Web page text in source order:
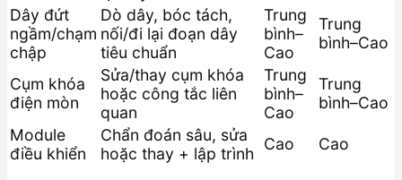
Dây đứt
ngầm/chạm
chập
Dò dây, bóc tách,
nối/đi lại đoạn dây
tiêu chuẩn
Trung
bình–
Cao
Trung
bình–Cao
Cụm khóa
điện mòn
Sửa/thay cụm khóa
hoặc công tắc liên
quan
Trung
bình–
Cao
Trung
bình–Cao
Module
điều khiển
Chẩn đoán sâu, sửa
hoặc thay + lập trình
Cao Cao